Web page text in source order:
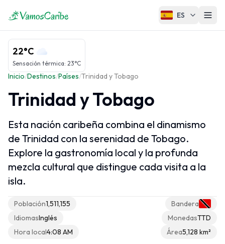
El Caribe
Mapa del Caribe
Clima del Caribe
Cruceros Caribe
Regiones del Caribe
Antillas Mayores
Caribe Francés
Caribe Neerlandés
ES
Inicio/Destinos/Países/Trinidad y Tobago
Trinidad y Tobago
Esta nación caribeña combina el dinamismo
de Trinidad con la serenidad de Tobago.
Explore la gastronomía local y la profunda
mezcla cultural que distingue cada visita a la
isla.
Población1,511,155
IdiomasInglés
Hora local4:08 AM
Bandera
MonedasTTD
Área5,128 km²
22°C
Sensación térmica: 23°C